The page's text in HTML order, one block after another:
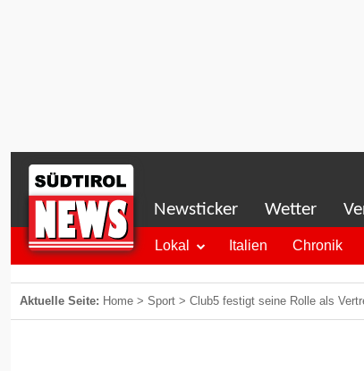
Newsticker Wetter
Lokal Italien Chronik
Aktuelle Seite: Home > Sport > Club5 festigt seine Rolle als